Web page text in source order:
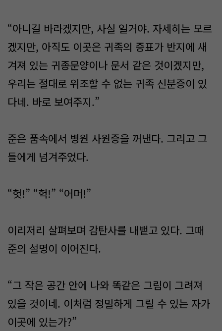
“아니길 바라겠지만, 사실 일거야. 자세히는 모르
겠지만, 아직도 이곳은 귀족의 증표가 반지에 새
겨져 있는 귀종문양이나 문서 같은 것이겠지만,
우리는 절대로 위조할 수 없는 귀족 신분증이 있
다네. 바로 보여주지.”
준은 품속에서 병원 사원증을 꺼낸다. 그리고 그
들에게 넘겨주었다.
“헛!” “헉!” “어머!”
이리저리 살펴보며 감탄사를 내뱉고 있다. 그때
준의 설명이 이어진다.
“그 작은 공간 안에 나와 똑같은 그림이 그려져
있을 것이네. 이처럼 정밀하게 그릴 수 있는 자가
이곳에 있는가?”